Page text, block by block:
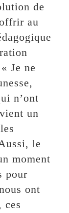
de
au
Je ne
n’ont
un
le
moment
pour
ont
ces